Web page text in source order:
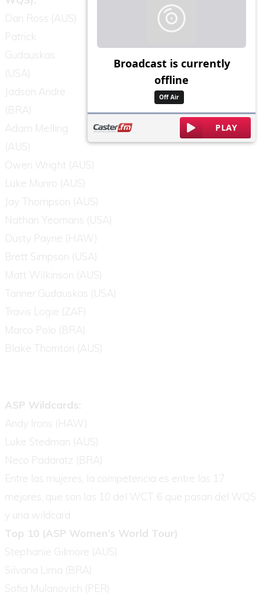
Dan Ross (AUS)
Patrick
Gudauskas
(USA)
Jadson Andre
(BRA)
Adam Melling
(AUS)
Owen Wright (AUS)
Luke Munro (AUS)
Jay Thompson (AUS)
Nathan Yeomans (USA)
Dusty Payne (HAW)
Brett Simpson (USA)
Matt Wilkinson (AUS)
Tanner Gudauskas (USA)
Travis Logie (ZAF)
Marco Polo (BRA)
Blake Thornton (AUS)
ASP Wildcards:
Andy Irons (HAW)
Luke Stedman (AUS)
Neco Padaratz (BRA)
Entre las mujeres, la competencia es entre las 17
mejores, que son las 10 del WCT, 6 que pasan del WQS
y una wildcard.
Top 10 (ASP Women’s World Tour)
Stephanie Gilmore (AUS)
Silvana Lima (BRA)
Sofia Mulanovich (PER)